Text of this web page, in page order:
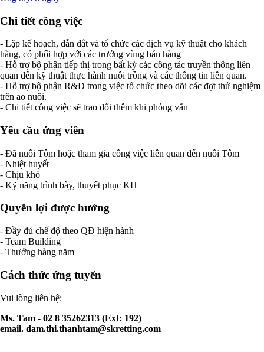
Chi tiết công việc
- Lập kế hoạch, dẫn dắt và tổ chức các dịch vụ kỹ thuật cho khách
hàng, có phối hợp với các trưởng vùng bán hàng
- Hỗ trợ bộ phận tiếp thị trong bất kỳ các công tác truyền thông liên
quan đến kỹ thuật thực hành nuôi trồng và các thông tin liên quan.
- Hỗ trợ bộ phận R&D trong việc tổ chức theo dõi các đợt thử nghiệm
trên ao nuôi.
- Chi tiết công việc sẽ trao đổi thêm khi phỏng vấn
Yêu cầu ứng viên
- Đã nuôi Tôm hoặc tham gia công việc liên quan đến nuôi Tôm
- Nhiệt huyết
- Chịu khó
- Kỹ năng trình bày, thuyết phục KH
Quyền lợi được hưởng
- Đầy đủ chế độ theo QĐ hiện hành
- Team Building
- Thưởng hàng năm
Cách thức ứng tuyển
Vui lòng liên hệ:
Ms. Tam - 02 8 35262313 (Ext: 192)
email. dam.thi.thanhtam@skretting.com